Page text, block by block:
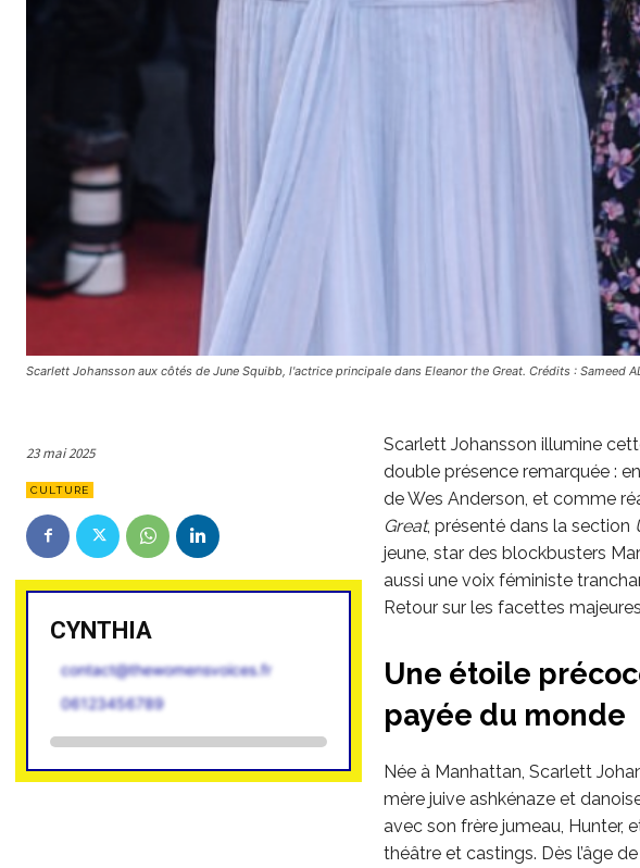
Scarlett Johansson aux côtés de June Squibb, l'actrice principale dans Eleanor the Great. Crédits : Sameed
23 mai 2025
CULTURE
CYNTHIA
contact@thewomensvoices.fr
06123456789
Scarlett Johansson illumine
double présence remarquée :
de Wes Anderson, et comme
Great, présenté dans la section
jeune, star des blockbusters
aussi une voix féministe
Retour sur les facettes
Une étoile
payée du monde
Née à Manhattan, Scarlett
mère juive ashkénaze et
avec son frère jumeau, Hunter,
théâtre et castings. Dès l’âge